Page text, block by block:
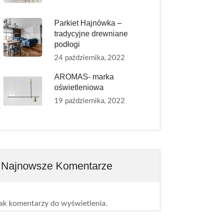
Parkiet Hajnówka –
tradycyjne drewniane
podłogi
24 października, 2022
AROMAS- marka
oświetleniowa
19 października, 2022
Najnowsze Komentarze
komentarzy do wyświetlenia.